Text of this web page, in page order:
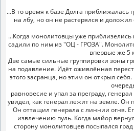
...В то время к базе Долга
на лбу, но он не растерялся и
...Когда монолитовцы уже
садили по ним из "ОЦ - ГРОЗА".
впервые же 5
Две самые сильные группировки зоны
на подавление. Идёт оживлённая
этого засранца, но этим он открыл
равновесие и упал за преграду,
увидел, как генерал лежит на земле. Он
Он оттащил генерала с линнии огня.
извлечению пуль. Когда майор
сторону монолитовцев посыпался